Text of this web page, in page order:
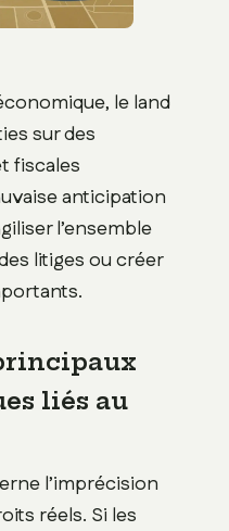
le land
sur des
fiscales
anticipation
l’ensemble
litiges ou créer
liés au
l’imprécision
réels. Si les